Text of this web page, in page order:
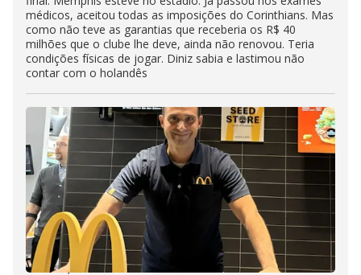
médicos, aceitou todas as imposições do Corinthians. Mas
como não teve as garantias que receberia os R$ 40
milhões que o clube lhe deve, ainda não renovou. Teria
condições físicas de jogar. Diniz sabia e lastimou não
contar com o holandês